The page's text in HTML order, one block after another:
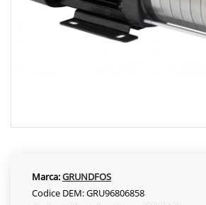
Marca:GRUNDFOS
Codice DEM: GRU96806858